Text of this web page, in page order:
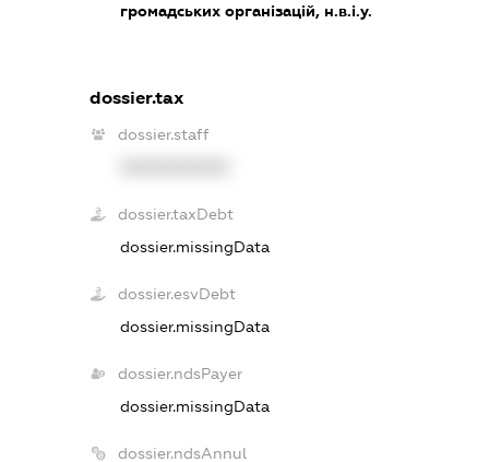
громадських організацій, н.в.і.у.
dossier.tax
dossier.staff
dossier.taxDebt
dossier.missingData
dossier.esvDebt
dossier.missingData
dossier.ndsPayer
dossier.missingData
dossier.ndsAnnul